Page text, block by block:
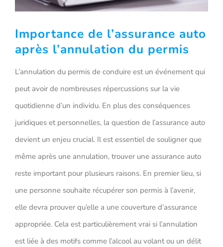
Importance de l’assurance auto
après l’annulation du permis
L’annulation du permis de conduire est un événement qui
peut avoir de nombreuses répercussions sur la vie
quotidienne d’un individu. En plus des conséquences
juridiques et personnelles, la question de l’assurance auto
devient un enjeu crucial. Il est essentiel de souligner que
même après une annulation, trouver une assurance auto
reste important pour plusieurs raisons. En premier lieu, si
une personne souhaite récupérer son permis à l’avenir,
elle devra prouver qu’elle a une couverture d’assurance
appropriée. Cela est particulièrement vrai si l’annulation
est liée à des motifs comme l’alcool au volant ou un délit